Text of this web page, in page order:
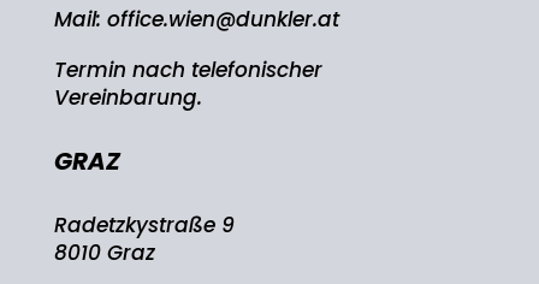
Mail: office.wien@dunkler.at
Termin nach telefonischer
Vereinbarung.
GRAZ
Radetzkystraße 9
8010 Graz